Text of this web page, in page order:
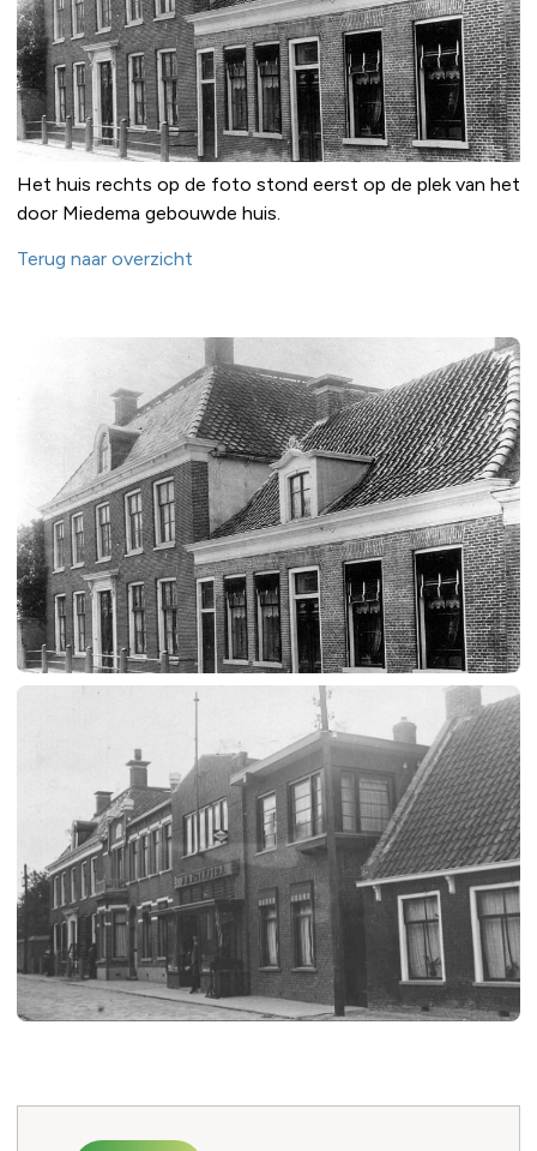
Het huis rechts op de foto stond eerst op de plek van het
door Miedema gebouwde huis.
Terug naar overzicht